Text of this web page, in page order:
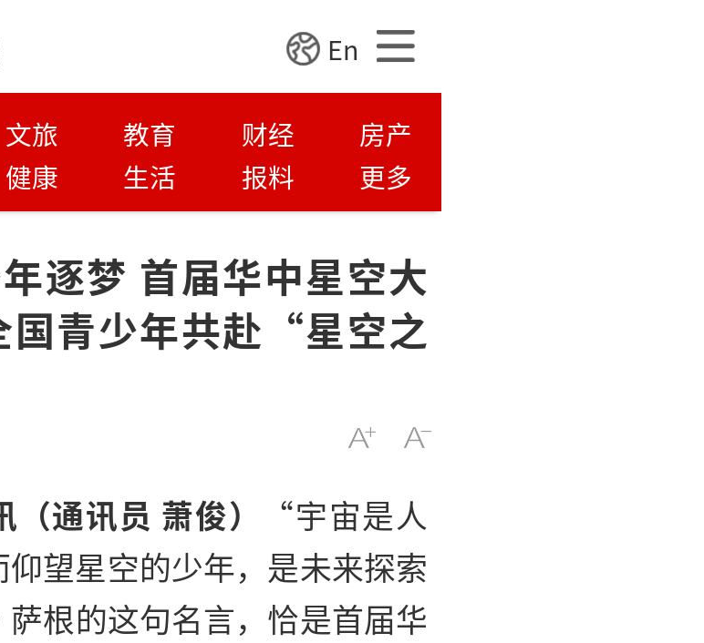
En
文旅 教育 财经
房产
健康 生活 报料 更多
逐梦 首届华中星空大
国青少年共赴“星空之
通讯员 萧俊）
“宇宙是人
望星空的少年，是未来探索
根的这句名言，恰是首届华